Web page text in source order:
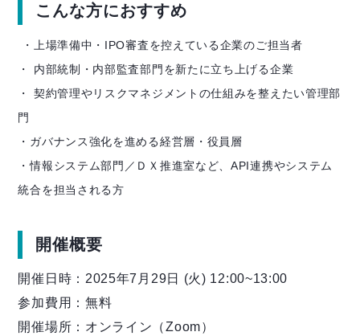
こんな方におすすめ
・上場準備中・IPO審査を控えている企業のご担当者
・ 内部統制・内部監査部門を新たに立ち上げる企業
・ 契約管理やリスクマネジメントの仕組みを整えたい管理部
門
・ガバナンス強化を進める経営層・役員層
・情報システム部門／ＤＸ推進室など、API連携やシステム
統合を担当される方
開催概要
開催日時：2025年7月29日 (火) 12:00~13:00
参加費用：無料
開催場所：オンライン（Zoom）